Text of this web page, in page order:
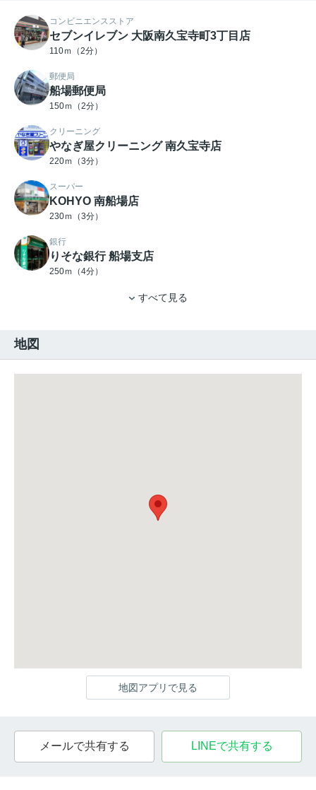
コンビニエンスストア
セブンイレブン 大阪南久宝寺町3丁目店
110ｍ（2分）
郵便局
船場郵便局
150ｍ（2分）
クリーニング
やなぎ屋クリーニング 南久宝寺店
220ｍ（3分）
スーパー
KOHYO 南船場店
230ｍ（3分）
銀行
りそな銀行 船場支店
250ｍ（4分）
すべて見る
地図
地図アプリで見る
メールで共有する LINEで共有する